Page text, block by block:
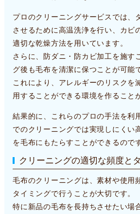
プロのクリーニングサービスでは、
させるために高温洗浄を行い、カビ
適切な乾燥方法を用いています。
さらに、防ダニ・防カビ加工を施す
グ後も毛布を清潔に保つことが可能
これにより、アレルギーのリスクを
用することができる環境を作ること
結果的に、これらのプロの手法を利
でのクリーニングでは実現しにくい
を毛布にもたらすことができるので
クリーニングの適切な頻度と
毛布のクリーニングは、素材や使用
タイミングで行うことが大切です。
特に新品の毛布を長持ちさせたい場